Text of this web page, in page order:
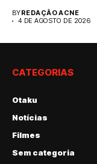
BYREDAÇÃO ACNE
4 DE AGOSTO DE 2026
CATEGORIAS
Otaku
Notícias
Filmes
Sem categoria